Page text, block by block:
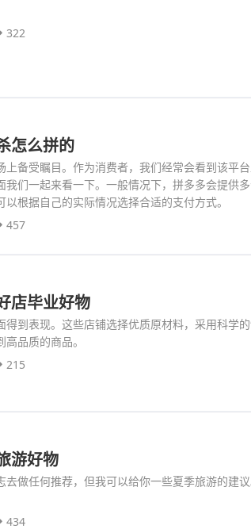
322
怎么拼的
备受瞩目。作为消费者，我们经常会看到该平
们一起来看一下。一般情况下，拼多多会提供
根据自己的实际情况选择合适的支付方式。
457
店毕业好物
到表现。这些店铺选择优质原材料，采用科学
品质的商品。
215
游好物
做任何推荐，但我可以给你一些夏季旅游的建
434